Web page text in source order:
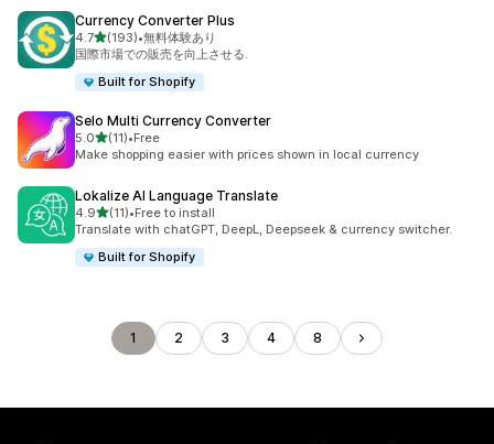
Currency Converter Plus
4.75つ星中
(193)
合計レビュー数：193件
•無料体験あり
国際市場での販売を向上させる.
Built for Shopify
Selo Multi Currency Converter
5.05つ星中
(11)
合計レビュー数：11件
•Free
Make shopping easier with prices shown in local currency
Lokalize AI Language Translate
4.95つ星中
(11)
合計レビュー数：11件
•Free to install
Translate with chatGPT, DeepL, Deepseek & currency switcher.
Built for Shopify
1 2 3 4 8